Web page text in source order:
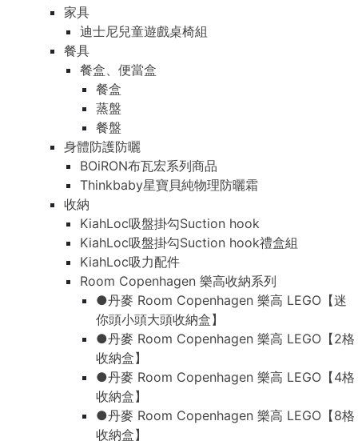
家具
迪士尼兒童遊戲桌椅組
餐具
餐盒、便當盒
餐盒
蒸盤
餐盤
身體防護防曬
BOiRON布瓦宏系列商品
Thinkbaby星寶貝純物理防曬霜
收納
KiahLoc吸盤掛勾Suction hook
KiahLoc吸盤掛勾Suction hook禮盒組
KiahLoc吸力配件
Room Copenhagen 樂高收納系列
●丹麥 Room Copenhagen 樂高 LEGO【迷
你頭小頭大頭收納盒】
●丹麥 Room Copenhagen 樂高 LEGO【2格
收納盒】
●丹麥 Room Copenhagen 樂高 LEGO【4格
收納盒】
●丹麥 Room Copenhagen 樂高 LEGO【8格
收納盒】